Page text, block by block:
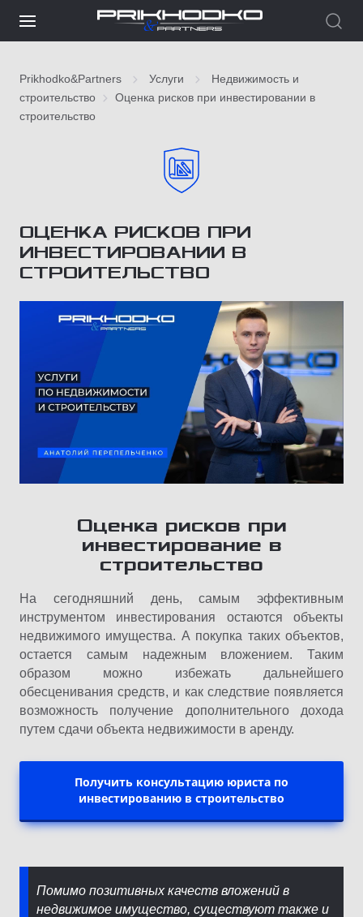
Prikhodko&Partners Услуги
Недвижимость и
строительство
Оценка рисков при инвестировании в
строительство
ОЦЕНКА РИСКОВ ПРИ
ИНВЕСТИРОВАНИИ В
СТРОИТЕЛЬСТВО
Оценка рисков при
инвестирование в
строительство
На сегодняшний день, самым эффективным
инструментом инвестирования остаются объекты
недвижимого имущества. А покупка таких объектов,
остается самым надежным вложением. Таким
образом можно избежать дальнейшего
обесценивания средств, и как следствие появляется
возможность получение дополнительного дохода
путем сдачи объекта недвижимости в аренду.
Получить консультацию юриста по
инвестированию в строительство
Помимо позитивных качеств вложений в
недвижимое имущество, существуют также и